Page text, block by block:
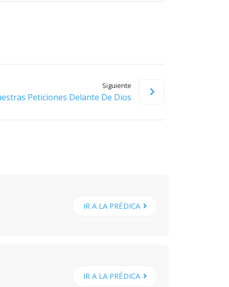
o
el
Siguiente
Peticiones Delante De Dios
IR A LA PRÉDICA
IR A LA PRÉDICA